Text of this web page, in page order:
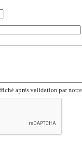
après validation par